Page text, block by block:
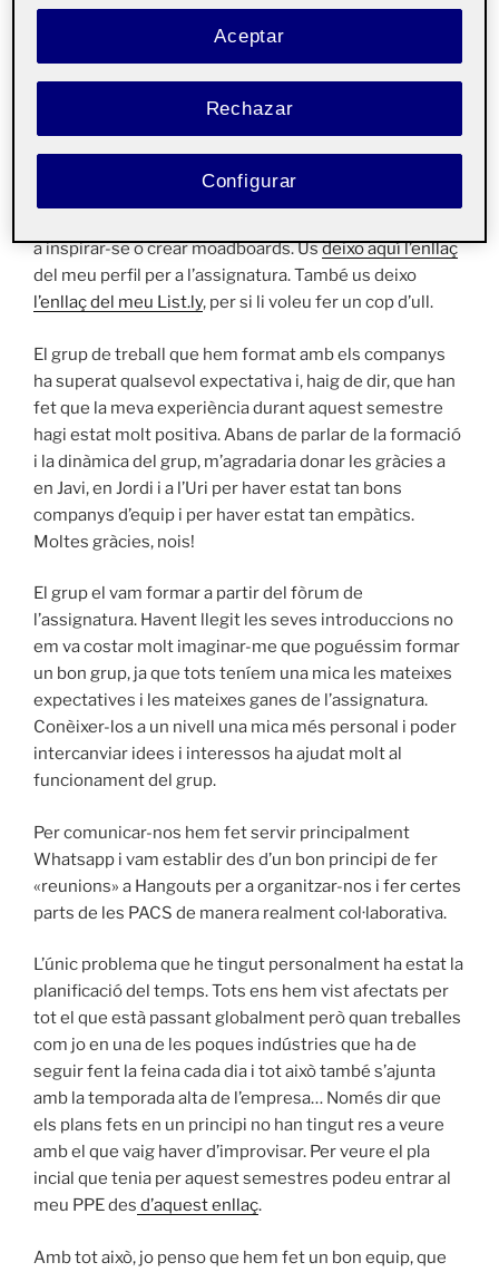
de Google, també ens ha ajudat molt per a poder
mantenir la comunicació. Com a persona apassionada
de l’organització, haig de dir que descobrir Trello ha
estat molt satisfactori. Encara haig d’aprendre bé a fer-
la servir però serà una eina que segur que faré servir
en el futur. Però, sense cap mena de dubte, l’aplicació
d’aquesta assignatura ha sigut Pinterest. Ja la coneixia i
a inspirar-se o crearmoadboards. Usdeixo aquí l’enllaç
del meu perfil per a l’assignatura. També us deixo
l’enllaç del meu List.ly, per si li voleu fer un cop d’ull.
El grup de treball que hem format amb els companys
ha superat qualsevol expectativa i, haig de dir, que han
fet que la meva experiència durant aquest semestre
hagi estat molt positiva. Abans de parlar de la formació
i la dinàmica del grup, m’agradaria donar les gràcies a
en Javi, en Jordi i a l’Uri per haver estat tan bons
companys d’equip i per haver estat tan empàtics.
Moltes gràcies, nois!
El grup el vam formar a partir del fòrum de
l’assignatura. Havent llegit les seves introduccions no
em va costar molt imaginar-me que poguéssim formar
un bon grup, ja que tots teníem una mica les mateixes
expectatives i les mateixes ganes de l’assignatura.
Conèixer-los a un nivell una mica més personal i poder
intercanviar idees i interessos ha ajudat molt al
funcionament del grup.
Per comunicar-nos hem fet servir principalment
Whatsapp i vam establir des d’un bon principi de fer
«reunions» a Hangouts per a organitzar-nos i fer certes
parts de les PACS de manera realment col·laborativa.
L’únic problema que he tingut personalment ha estat la
planificació del temps. Tots ens hem vist afectats per
tot el que està passant globalment però quan treballes
com jo en una de les poques indústries que ha de
seguir fent la feina cada dia i tot això també s’ajunta
amb la temporada alta de l’empresa… Només dir que
els plans fets en un principi no han tingut res a veure
amb el que vaig haver d’improvisar. Per veure el pla
incial que tenia per aquest semestres podeu entrar al
meu PPE des d’aquest enllaç.
Amb tot això, jo penso que hem fet un bon equip, que
Rechazar
Aceptar
Configurar